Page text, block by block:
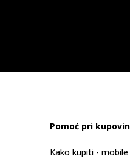
Pomoć pri
Kako kupiti - mobile